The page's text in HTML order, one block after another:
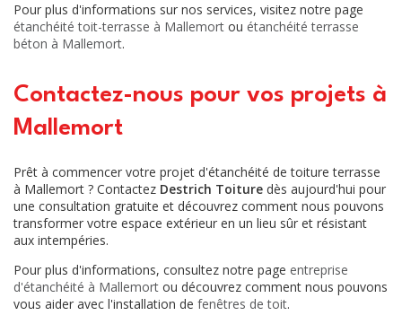
Pour plus d'informations sur nos services, visitez notre page
étanchéité toit-terrasse à Mallemort ou étanchéité terrasse
béton à Mallemort.
Contactez-nous pour vos projets à
Mallemort
Prêt à commencer votre projet d'étanchéité de toiture terrasse
à Mallemort ? Contactez Destrich Toiture dès aujourd'hui pour
une consultation gratuite et découvrez comment nous pouvons
transformer votre espace extérieur en un lieu sûr et résistant
aux intempéries.
Pour plus d'informations, consultez notre page entreprise
d'étanchéité à Mallemort ou découvrez comment nous pouvons
vous aider avec l'installation de fenêtres de toit.